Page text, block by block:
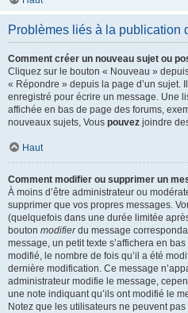
Problèmes liés à la publication
Comment créer un nouveau sujet ou
Cliquez sur le bouton « Nouveau »
« Répondre » depuis la page d’un sujet.
enregistré pour écrire un message. Une
affichée en bas de page des forums,
nouveaux sujets, Vous pouvez joindre
Haut
Comment modifier ou supprimer un
À moins d’être administrateur ou
supprimer que vos propres messages.
(quelquefois dans une durée limitée
bouton modifierdu message
message, un petit texte s’affichera en
modifié, le nombre de fois qu’il a été
dernière modification. Ce message
administrateur modifie le message,
une note indiquant qu’ils ont modifié le
Notez que les utilisateurs ne peuvent